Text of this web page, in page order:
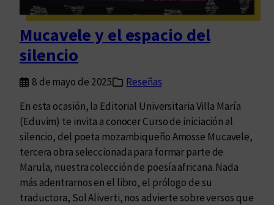
a
”
o
p
o
r
a
s
e
g
u
n
d
a
Mucavele y el espacio del
silencio
8 de mayo de 2025
Reseñas
En esta ocasión, la Editorial Universitaria Villa María
(Eduvim) te invita a conocer Curso de iniciación al
silencio, del poeta mozambiqueño Amosse Mucavele,
tercera obra seleccionada para formar parte de
Marula, nuestra colección de poesía africana. Nada
más adentrarnos en el libro, el prólogo de su
traductora, Sol Aliverti, nos advierte sobre versos que